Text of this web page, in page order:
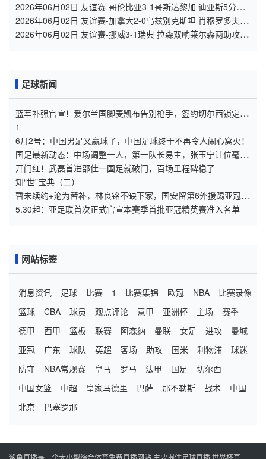
2026年06月02日 友谊赛-哥伦比亚3-1哥斯达黎加 迪亚斯5分钟
传射 J罗精彩助攻
2026年06月02日 友谊赛-加拿大2-0乌兹别克斯坦 肖穆罗多夫失
单刀 奥卢瓦塞伊两助
2026年06月02日 友谊赛-挪威3-1瑞典 拉森双响莱尔森两助攻伊
足球新闻
蓝军补强官宣！爱尔兰国脚麦凯布告别枪手，签约切尔西锁定五
年约
1
6月2号：中国男足又赢球了，中国足球终于不再令人闹心窝火！
国足最新动态：中场调整一人，第一队长易主，张玉宁让位毫无
争议
开门红！武磊首进邵佳一国足就破门，百场里程碑稳了
知“世”宝典（二）
暂未续约+沦为替补，林良铭不缺下家，国安留第6外援踢亚冠，
孔特差个进球
5.30起：亚足联首次正式官宣本赛季首批亚冠精英赛准入名单
网站标签
消息资讯 足球 比赛 1 比赛集锦 欧冠 NBA
比赛录像
篮球
CBA 球员 观点评论 意甲 亚洲杯 主场
赛季
德甲
西甲 篮板 联赛 阿森纳 曼联 女足 进攻
曼城
亚冠
广东 球队 英超 客场 助攻 国米 利物浦
球迷
防守
NBA常规赛 皇马 罗马 法甲 国足
切尔西
中国女篮
中超 皇家马德里 巴萨 那不勒斯 战术
中国
北京
巴塞罗那
鲨鱼直播是一个大小型综合体育免费直播网站,主要提供足球直播,世界杯直